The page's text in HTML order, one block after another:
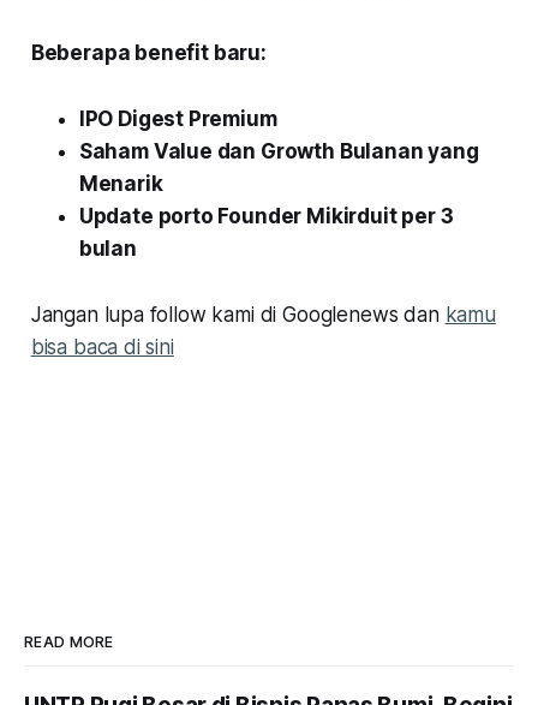
Beberapa benefit baru:
IPO Digest Premium
Saham Value dan Growth Bulanan yang
Menarik
Update porto Founder Mikirduit per 3
bulan
Jangan lupa follow kami di Googlenews dan kamu
bisa baca di sini
READ MORE